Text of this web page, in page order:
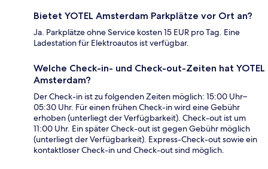
Bietet YOTEL Amsterdam Parkplätze vor Ort an?
Ja. Parkplätze ohne Service kosten 15 EUR pro Tag. Eine
Ladestation für Elektroautos ist verfügbar.
Welche Check-in- und Check-out-Zeiten hat YOTEL
Amsterdam?
Der Check-in ist zu folgenden Zeiten möglich: 15:00 Uhr–
05:30 Uhr. Für einen frühen Check-in wird eine Gebühr
erhoben (unterliegt der Verfügbarkeit). Check-out ist um
11:00 Uhr. Ein später Check-out ist gegen Gebühr möglich
(unterliegt der Verfügbarkeit). Express-Check-out sowie ein
kontaktloser Check-in und Check-out sind möglich.